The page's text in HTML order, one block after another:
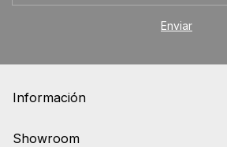
Información
Showroom